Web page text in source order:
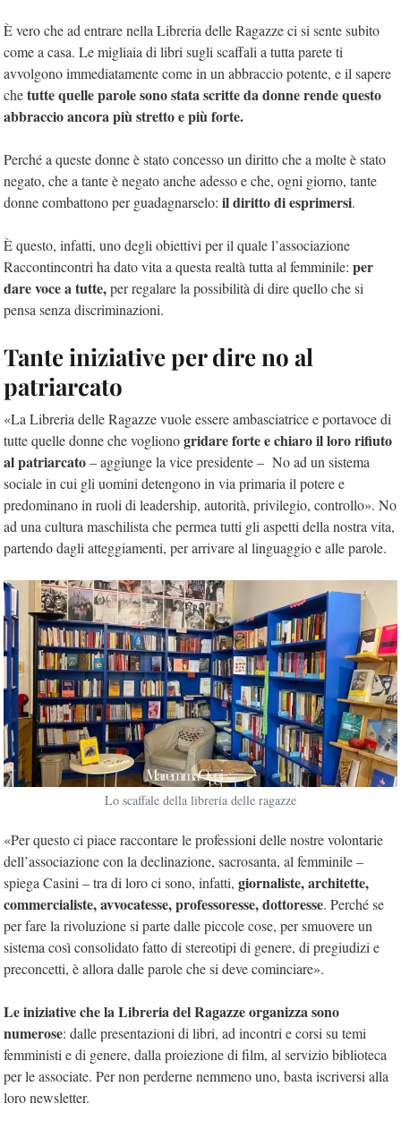
È vero che ad entrare nella Libreria delle Ragazze ci si sente subito
come a casa. Le migliaia di libri sugli scaffali a tutta parete ti
avvolgono immediatamente come in un abbraccio potente, e il sapere
chetutte quelle parole sono stata scritte da donne rende questo
abbraccio ancora più stretto e più forte.
Perché a queste donne è stato concesso un diritto che a molte è stato
negato, che a tante è negato anche adesso e che, ogni giorno, tante
donne combattono per guadagnarselo: il diritto di esprimersi.
È questo, infatti, uno degli obiettivi per il quale l’associazione
Raccontincontri ha dato vita a questa realtà tutta al femminile: per
dare voce a tutte,per regalare la possibilità di dire quello che si
pensa senza discriminazioni.
Tante iniziative per dire no al
patriarcato
«La Libreria delle Ragazze vuole essere ambasciatrice e portavoce di
tutte quelle donne che voglionogridare forte e chiaro il loro rifiuto
al patriarcato– aggiunge la vice presidente – No ad un sistema
sociale in cui gli uomini detengono in via primaria il potere e
predominano in ruoli di leadership, autorità, privilegio, controllo». No
ad una cultura maschilista che permea tutti gli aspetti della nostra vita,
partendo dagli atteggiamenti, per arrivare al linguaggio e alle parole.
Lo scaffale della libreria delle ragazze
«Per questo ci piace raccontare le professioni delle nostre volontarie
dell’associazione con la declinazione, sacrosanta, al femminile –
spiega Casini – tra di loro ci sono, infatti, giornaliste, architette,
commercialiste, avvocatesse, professoresse, dottoresse. Perché se
per fare la rivoluzione si parte dalle piccole cose, per smuovere un
sistema così consolidato fatto di stereotipi di genere, di pregiudizi e
preconcetti, è allora dalle parole che si deve cominciare».
Le iniziative che la Libreria del Ragazze organizza sono
numerose: dalle presentazioni di libri, ad incontri e corsi su temi
femministi e di genere, dalla proiezione di film, al servizio biblioteca
per le associate. Per non perderne nemmeno uno, basta iscriversi alla
loro newsletter.